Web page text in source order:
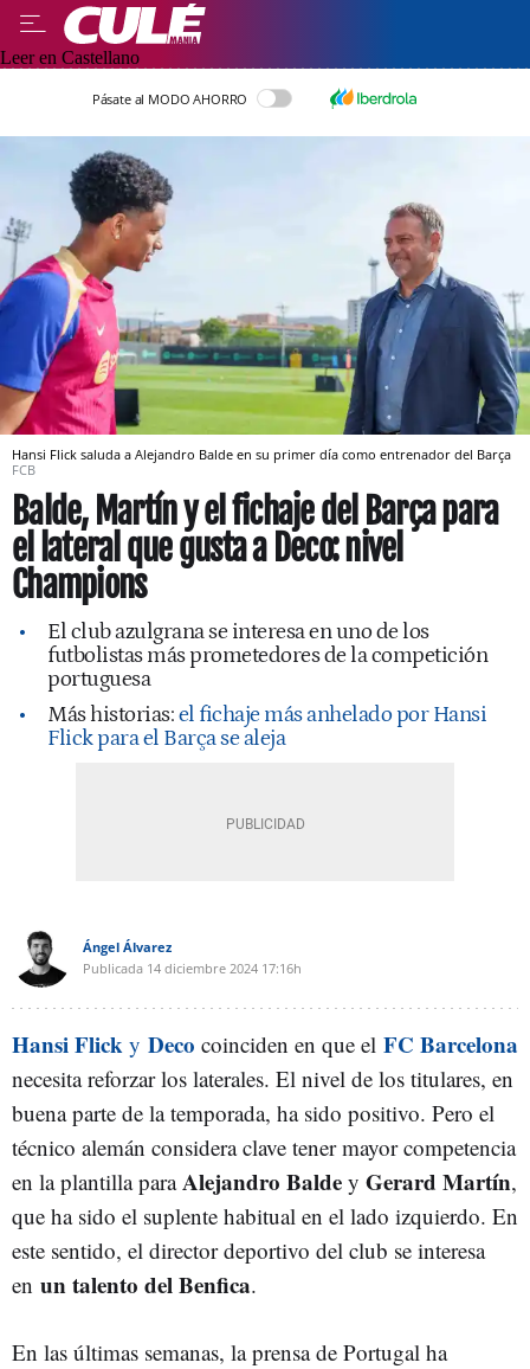
Leer en Castellano
Pásate al MODO AHORRO
Hansi Flick saluda a Alejandro Balde en su primer día como entrenador del Barça
FCB
Balde, Martín y el fichaje del Barça para
el lateral que gusta a Deco: nivel
Champions
El club azulgrana se interesa en uno de los
futbolistas más prometedores de la competición
portuguesa
Más historias:el fichaje más anhelado por Hansi
Flick para el Barça se aleja
Ángel Álvarez
Publicada 14 diciembre 2024 17:16h
Hansi Flick y Deco coinciden en que el FC Barcelona
necesita reforzar los laterales. El nivel de los titulares, en
buena parte de la temporada, ha sido positivo. Pero el
técnico alemán considera clave tener mayor competencia
en la plantilla paraAlejandro Balde y Gerard Martín,
que ha sido el suplente habitual en el lado izquierdo. En
este sentido, el director deportivo del club se interesa
en un talento del Benfica.
En las últimas semanas, la prensa de Portugal ha